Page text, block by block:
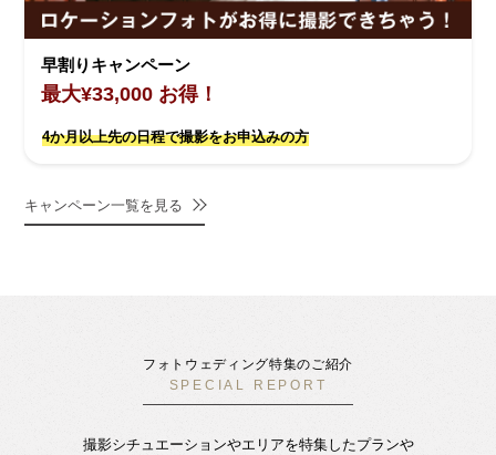
早割りキャンペーン
最大¥33,000 お得！
4か月以上先の日程で撮影をお申込みの方
キャンペーン一覧を見る
フォトウェディング特集のご紹介
SPECIAL REPORT
撮影シチュエーションやエリアを特集したプランや